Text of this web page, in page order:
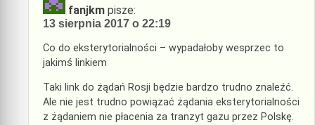
fanjkm pisze:
13 sierpnia 2017 o 22:19
Co do eksterytorialności – wypadałoby wesprzec to
jakimś linkiem
Taki link do żądań Rosji będzie bardzo trudno znaleźć.
Ale nie jest trudno powiązać żądania eksterytorialności
z żądaniem nie płacenia za tranzyt gazu przez Polskę.